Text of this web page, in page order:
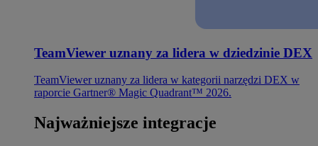
TeamViewer uznany za lidera w dziedzinie DEX
TeamViewer uznany za lidera w kategorii narzędzi DEX w
raporcie Gartner® Magic Quadrant™ 2026.
Najważniejsze integracje